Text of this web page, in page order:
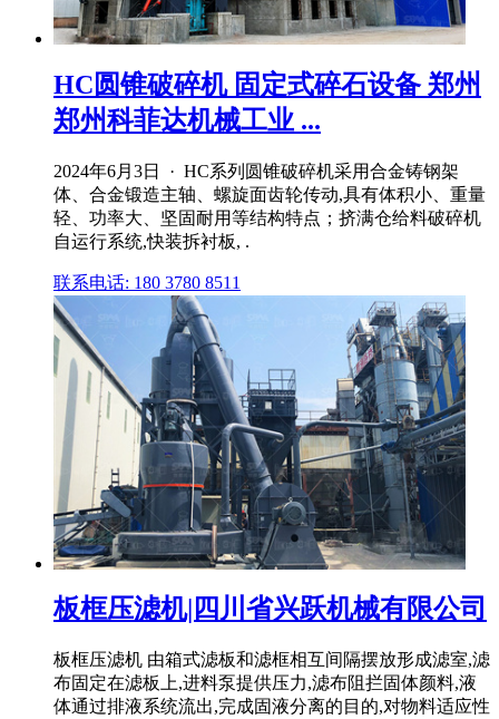
HC圆锥破碎机 固定式碎石设备 郑州
郑州科菲达机械工业 ...
2024年6月3日 · HC系列圆锥破碎机采用合金铸钢架
体、合金锻造主轴、螺旋面齿轮传动,具有体积小、重量
轻、功率大、坚固耐用等结构特点；挤满仓给料破碎机
自运行系统,快装拆衬板, .
联系电话: 180 3780 8511
板框压滤机|四川省兴跃机械有限公司
板框压滤机 由箱式滤板和滤框相互间隔摆放形成滤室,滤
布固定在滤板上,进料泵提供压力,滤布阻拦固体颜料,液
体通过排液系统流出,完成固液分离的目的,对物料适应性